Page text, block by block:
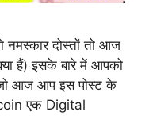
दोस्तों तो आज
हैं) इसके बारे में आपको
आज आप इस पोस्ट के
एक Digital